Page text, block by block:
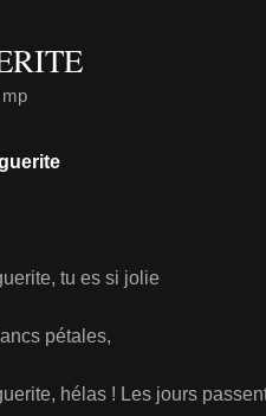
tu es si jolie
pétales,
hélas ! Les jours